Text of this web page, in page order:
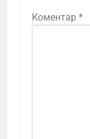
Коментар *